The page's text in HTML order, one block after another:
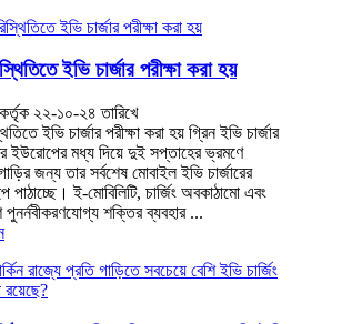
ইভি চার্জার পরীক্ষা করা হয়
২২-১০-২৪ তারিখে
ইভি চার্জার পরীক্ষা করা হয় গ্রিন ইভি চার্জার
ইউরোপের মধ্য দিয়ে দুই সপ্তাহের ভ্রমণে
জন্য তার সর্বশেষ মোবাইল ইভি চার্জারের
পাঠাচ্ছে। ই-মোবিলিটি, চার্জিং অবকাঠামো এবং
শক্তির ব্যবহার ...